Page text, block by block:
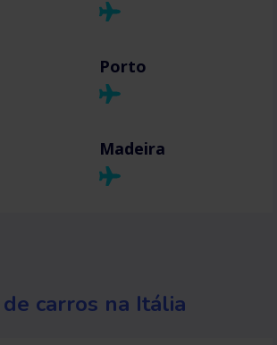
Porto
Madeira
carros na Itália